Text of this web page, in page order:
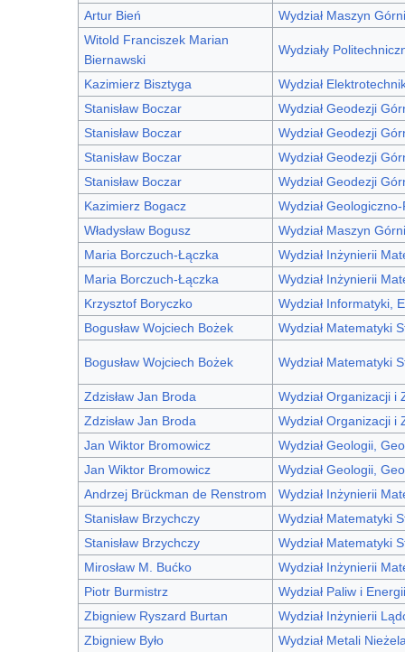
Artur Bień
Wydział Maszyn
Witold Franciszek Marian
Biernawski
Wydziały
Kazimierz Bisztyga
Wydział
Stanisław Boczar
Wydział Geodezji
Stanisław Boczar
Wydział Geodezji
Stanisław Boczar
Wydział Geodezji
Stanisław Boczar
Wydział Geodezji
Kazimierz Bogacz
Wydział
Władysław Bogusz
Wydział Maszyn
Maria Borczuch-Łączka
Wydział Inżynierii
Maria Borczuch-Łączka
Wydział Inżynierii
Krzysztof Boryczko
Wydział Informatyki,
Bogusław Wojciech Bożek
Wydział Matematyki
Bogusław Wojciech Bożek Wydział Matematyki
Zdzisław Jan Broda
Wydział Organizacji i
Zdzisław Jan Broda
Wydział Organizacji i
Jan Wiktor Bromowicz
Wydział Geologii,
Jan Wiktor Bromowicz
Wydział Geologii,
Andrzej Brückman de Renstrom
Wydział Inżynierii
Stanisław Brzychczy
Wydział Matematyki
Stanisław Brzychczy
Wydział Matematyki
Mirosław M. Bućko
Wydział Inżynierii
Piotr Burmistrz
Wydział Paliw i Energii
Zbigniew Ryszard Burtan
Wydział Inżynierii
Zbigniew Było
Wydział Metali